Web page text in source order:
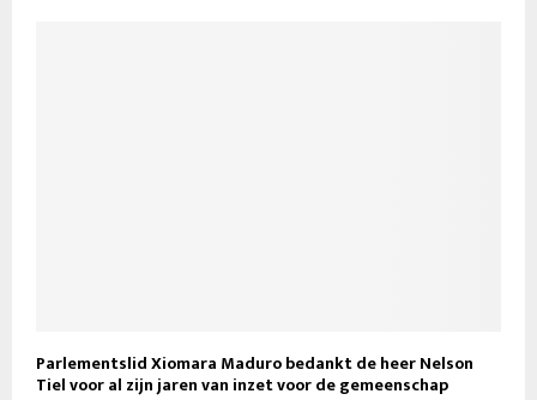
Parlementslid Xiomara Maduro bedankt de heer Nelson
Tiel voor al zijn jaren van inzet voor de gemeenschap